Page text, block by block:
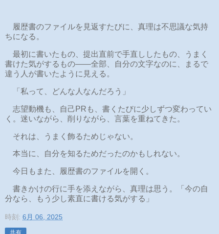
履歴書のファイルを見返すたびに、真理は不思議な気持
ちになる。
最初に書いたもの、提出直前で手直ししたもの、うまく
書けた気がするもの――全部、自分の文字なのに、まるで
違う人が書いたように見える。
「私って、どんな人なんだろう」
志望動機も、自己PRも、書くたびに少しずつ変わってい
く。迷いながら、削りながら、言葉を重ねてきた。
それは、うまく飾るためじゃない。
本当に、自分を知るためだったのかもしれない。
今日もまた、履歴書のファイルを開く。
書きかけの行に手を添えながら、真理は思う。「今の自
分なら、もう少し素直に書ける気がする」
時刻: 6月 06, 2025
共有